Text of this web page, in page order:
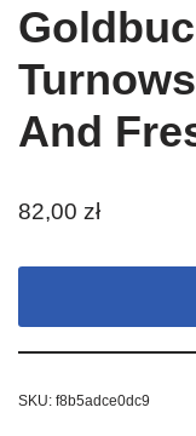
And
82,00 zł
SKU: f8b5adce0dc9